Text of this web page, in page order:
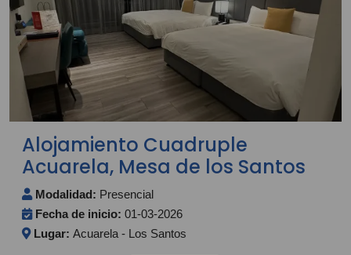
Alojamiento Cuadruple
Acuarela, Mesa de los Santos
Modalidad: Presencial
Fecha de inicio: 01-03-2026
Lugar: Acuarela - Los Santos